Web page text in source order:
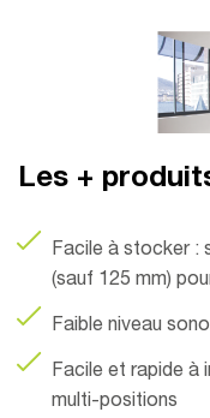
Les +
Facile à stocker :
(sauf 125 mm)
Faible niveau
Facile et rapide à
multi-positions